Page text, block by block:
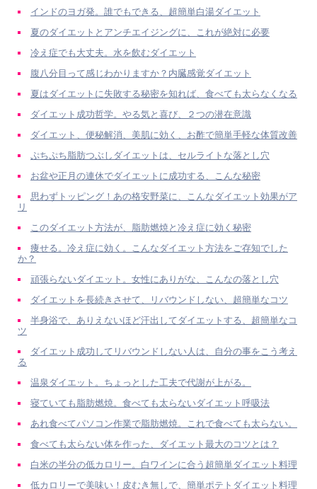
インドのヨガ発。誰でもできる、超簡単白湯ダイエット
夏のダイエットとアンチエイジングに、これが絶対に必要
冷え症でも大丈夫。水を飲むダイエット
腹八分目って感じわかりますか？内臓感覚ダイエット
夏はダイエットに失敗する秘密を知れば、食べても太らなくなる
ダイエット成功哲学。やる気と喜び、２つの潜在意識
ダイエット、便秘解消、美肌に効く、お酢で簡単手軽な体質改善
ぷちぷち脂肪つぶしダイエットは、セルライトな落とし穴
お盆や正月の連休でダイエットに成功する、こんな秘密
思わずトッピング！あの格安野菜に、こんなダイエット効果がア
リ
このダイエット方法が、脂肪燃焼と冷え症に効く秘密
痩せる。冷え症に効く。こんなダイエット方法をご存知でした
か？
頑張らないダイエット。女性にありがな、こんなの落とし穴
ダイエットを長続きさせて、リバウンドしない、超簡単なコツ
半身浴で、ありえないほど汗出してダイエットする、超簡単なコ
ツ
ダイエット成功してリバウンドしない人は、自分の事をこう考え
る
温泉ダイエット。ちょっとした工夫で代謝が上がる。
寝ていても脂肪燃焼。食べても太らないダイエット呼吸法
あれ食べてパソコン作業で脂肪燃焼。これで食べても太らない。
食べても太らない体を作った、ダイエット最大のコツとは？
白米の半分の低カロリー。白ワインに合う超簡単ダイエット料理
低カロリーで美味い！皮むき無しで、簡単ポテトダイエット料理